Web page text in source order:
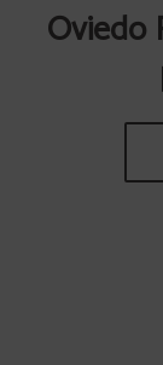
Oviedo